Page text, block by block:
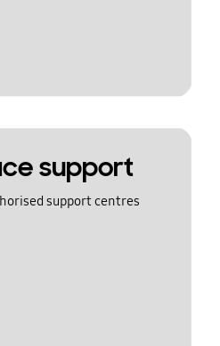
support
support centres